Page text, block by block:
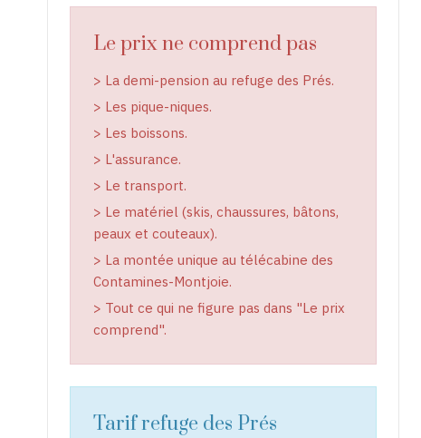
Le prix ne comprend pas
> La demi-pension au refuge des Prés.
> Les pique-niques.
> Les boissons.
> L'assurance.
> Le transport.
> Le matériel (skis, chaussures, bâtons,
peaux et couteaux).
> La montée unique au télécabine des
Contamines-Montjoie.
> Tout ce qui ne figure pas dans "Le prix
comprend".
Tarif refuge des Prés